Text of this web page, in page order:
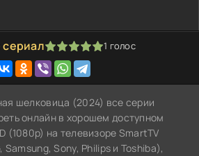
4 5 1 голос
шелковица (2024) все серии
онлайн в хорошем доступном
(1080p) на телевизоре SmartTV
Samsung, Sony, Philips и Toshiba),